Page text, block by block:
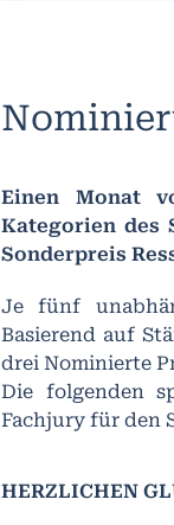
Einen Monat
Kategorien des
Sonderpreis
Je fünf
Basierend auf
drei Nominierte
Die folgenden
Fachjury für den
HERZLICHEN